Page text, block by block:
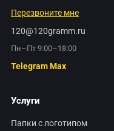
Перезвоните мне
120@120gramm.ru
Пн–Пт 9:00–18:00
TelegramMax
Услуги
Папки с логотипом